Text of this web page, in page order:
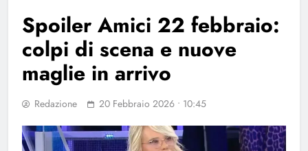
Spoiler Amici 22 febbraio:
colpi di scena e nuove
maglie in arrivo
Redazione 20 Febbraio 2026 • 10:45